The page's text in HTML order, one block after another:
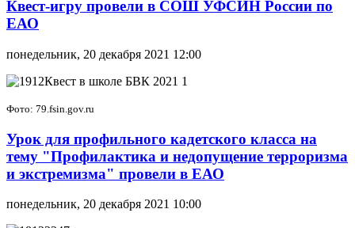
Квест-игру провели в СОШ УФСИН России по
ЕАО
понедельник, 20 декабря 2021 12:00
Фото: 79.fsin.gov.ru
Урок для профильного кадетского класса на
тему "Профилактика и недопущение терроризма
и экстремизма" провели в ЕАО
понедельник, 20 декабря 2021 10:00